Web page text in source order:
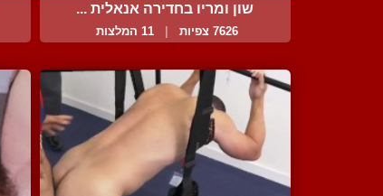
שון ומריו בחדירה אנאלית ...
7626 צפיות 11 המלצות